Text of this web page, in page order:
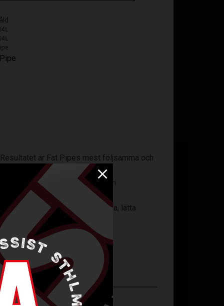
. Resultatet är Fat Pipes mest följsamma och
PP-blad – utan att förlora den
extra precisa. Den moderna, lätta
träffsäkerhet i skotten.